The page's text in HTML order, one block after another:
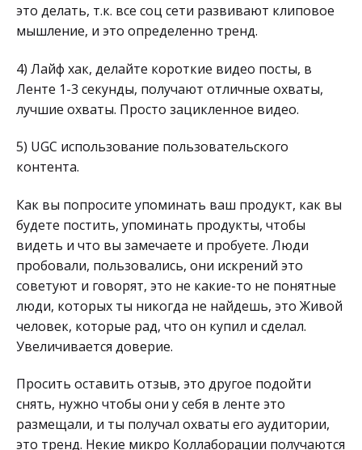
это делать, т.к. все соц сети развивают клиповое
мышление, и это определенно тренд.
4) Лайф хак, делайте короткие видео посты, в
Ленте 1-3 секунды, получают отличные охваты,
лучшие охваты. Просто зацикленное видео.
5) UGC использование пользовательского
контента.
Как вы попросите упоминать ваш продукт, как вы
будете постить, упоминать продукты, чтобы
видеть и что вы замечаете и пробуете. Люди
пробовали, пользовались, они искрений это
советуют и говорят, это не какие-то не понятные
люди, которых ты никогда не найдешь, это Живой
человек, которые рад, что он купил и сделал.
Увеличивается доверие.
Просить оставить отзыв, это другое подойти
снять, нужно чтобы они у себя в ленте это
размещали, и ты получал охваты его аудитории,
это тренд. Некие микро Коллаборации получаются